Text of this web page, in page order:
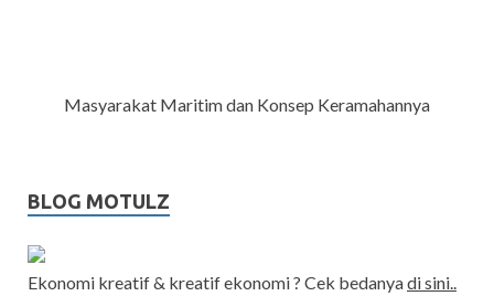
Masyarakat Maritim dan Konsep Keramahannya
BLOG MOTULZ
Ekonomi kreatif & kreatif ekonomi ? Cek bedanyadi sini..